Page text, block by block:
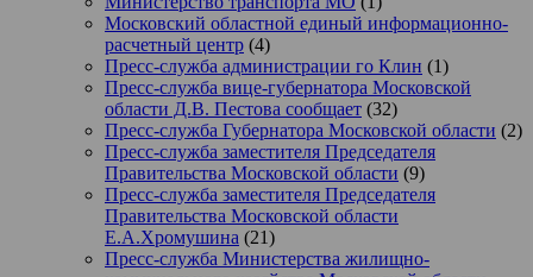
Московский областной единый информационно-
расчетный центр (4)
Пресс-служба администрации го Клин (1)
Пресс-служба вице-губернатора Московской
области Д.В. Пестова сообщает (32)
Пресс-служба Губернатора Московской области (2)
Пресс-служба заместителя Председателя
Правительства Московской области (9)
Пресс-служба заместителя Председателя
Правительства Московской области
Е.А.Хромушина (21)
Пресс-служба Министерства жилищно-